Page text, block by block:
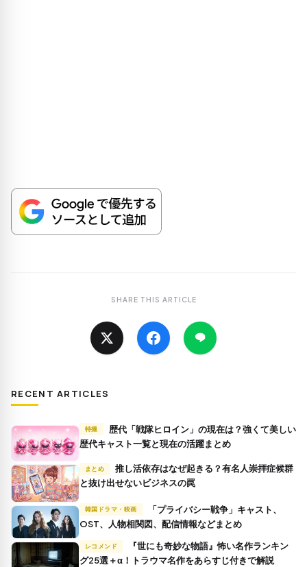
SHARE THIS ARTICLE
RECENT ARTICLES
特撮
歴代キャスト一覧と現在の活躍まとめ
まとめ
推し活依存はなぜ起きる？有名人崇拝症候群
と抜け出せないビジネスの罠
韓国ドラマ・映画
OST、人物相関図、配信情報などまとめ
レコメンド
グ25選＋α！トラウマ名作をあらすじ付きで解説